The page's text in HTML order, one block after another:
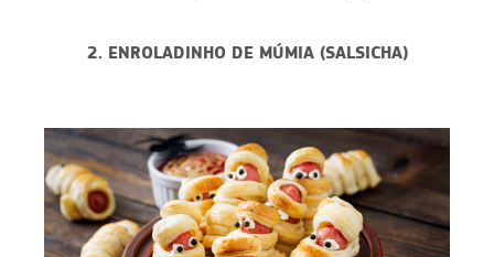
2. ENROLADINHO DE MÚMIA (SALSICHA)